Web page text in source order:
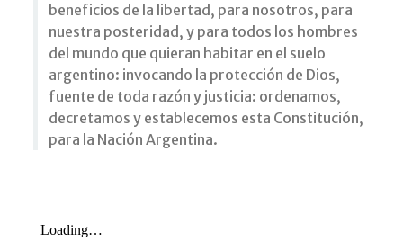
beneficios de la libertad, para nosotros, para
nuestra posteridad, y para todos los hombres
del mundo que quieran habitar en el suelo
argentino: invocando la protección de Dios,
fuente de toda razón y justicia: ordenamos,
decretamos y establecemos esta Constitución,
para la Nación Argentina.